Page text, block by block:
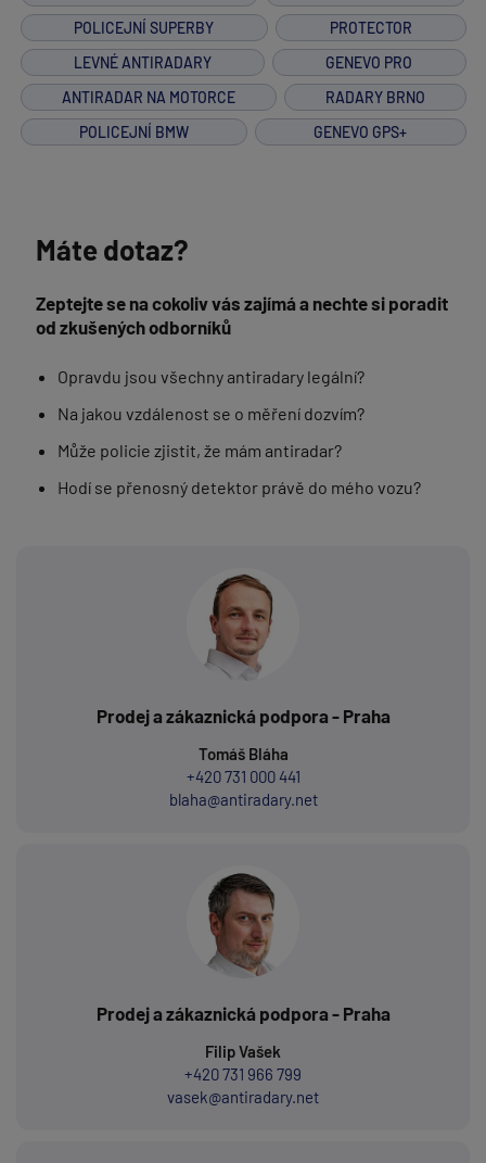
POLICEJNÍ SUPERBY
PROTECTOR
LEVNÉ ANTIRADARY
GENEVO PRO
ANTIRADAR NA MOTORCE
RADARY BRNO
POLICEJNÍ BMW
GENEVO GPS+
Máte dotaz?
Zeptejte se na cokoliv vás zajímá a nechte si poradit
od zkušených odborníků
Opravdu jsou všechny antiradary legální?
Na jakou vzdálenost se o měření dozvím?
Může policie zjistit, že mám antiradar?
Hodí se přenosný detektor právě do mého vozu?
Prodej a zákaznická podpora - Praha
Tomáš Bláha
+420 731 000 441
blaha@antiradary.net
Prodej a zákaznická podpora - Praha
Filip Vašek
+420 731 966 799
vasek@antiradary.net